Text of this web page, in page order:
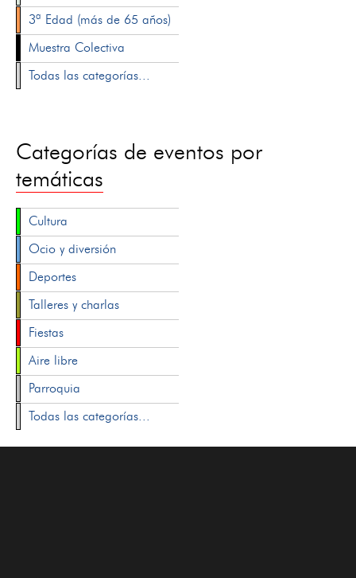
3ª Edad (más de 65 años)
Muestra Colectiva
Todas las categorías...
Categorías de eventos por
temáticas
Cultura
Ocio y diversión
Deportes
Talleres y charlas
Fiestas
Aire libre
Parroquia
Todas las categorías...